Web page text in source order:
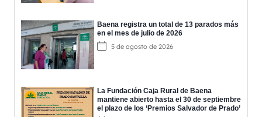
Baena registra un total de 13 parados más
en el mes de julio de 2026
5 de agosto de 2026
La Fundación Caja Rural de Baena
mantiene abierto hasta el 30 de septiembre
el plazo de los ‘Premios Salvador de Prado’